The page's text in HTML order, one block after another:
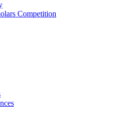
Competition